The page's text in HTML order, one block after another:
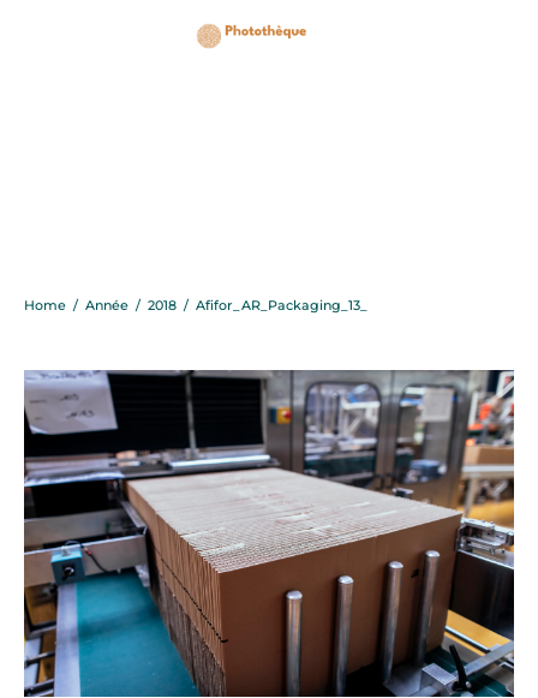
Home / Année / 2018 / Afifor_AR_Packaging_13_